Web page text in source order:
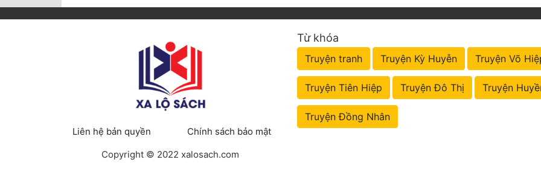
Liên hệ bản quyền
Chính sách bảo mật
Copyright © 2022 xalosach.com
Từ khóa
Truyện tranh Truyện Kỳ Huyễn Truyện Võ
Truyện Tiên Hiệp Truyện Đô Thị Truyện
Truyện Đồng Nhân